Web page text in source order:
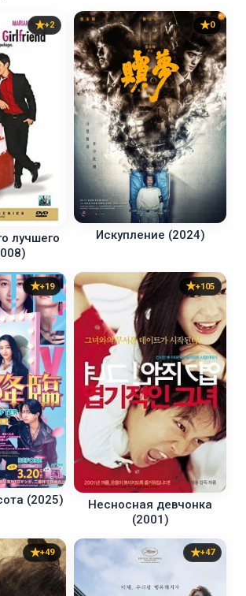
+2
лучшего
0
Искупление (2024)
+19
(2025)
+105
Несносная девчонка
(2001)
+49 +47